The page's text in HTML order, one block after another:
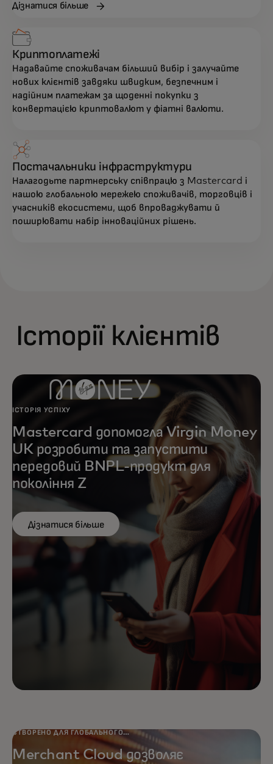
Дізнатися більше
Криптоплатежі
Надавайте споживачам більший вибір і залучайте
нових клієнтів завдяки швидким, безпечним і
надійним платежам за щоденні покупки з
конвертацією криптовалют у фіатні валюти.
Постачальники інфраструктури
Налагодьте партнерську співпрацю з Mastercard і
нашою глобальною мережею споживачів, торговців і
учасників екосистеми, щоб впроваджувати й
поширювати набір інноваційних рішень.
Історії клієнтів
ІСТОРІЯ УСПІХУ
Mastercard допомогла Virgin Money
UK розробити та запустити
передовий BNPL-продукт для
покоління Z
Дізнатися більше
СТВОРЕНО ДЛЯ ГЛОБАЛЬНОГО
ОХОПЛЕННЯ
Merchant Cloud дозволяє